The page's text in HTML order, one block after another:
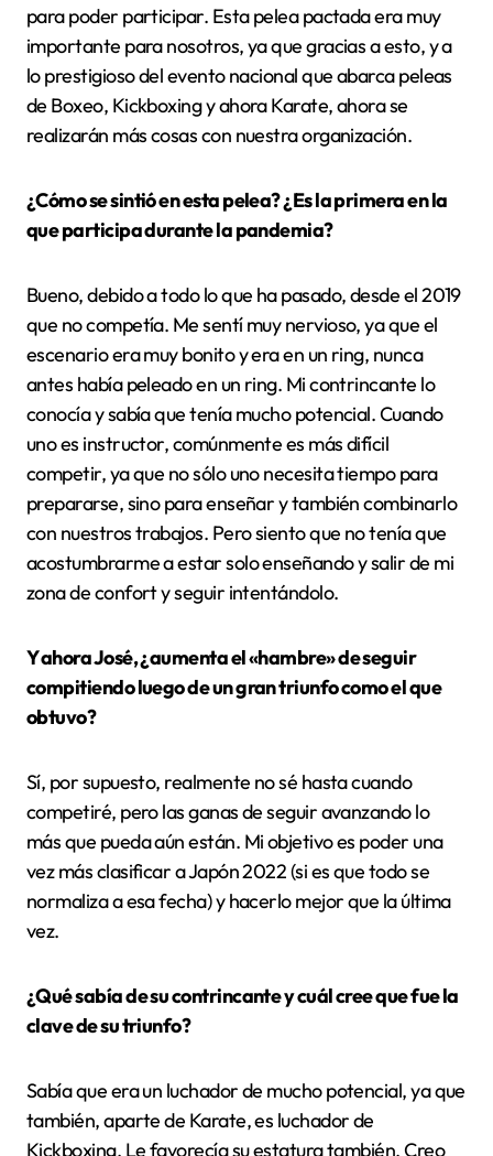
para poder participar. Esta pelea pactada era muy
importante para nosotros, ya que gracias a esto, y a
lo prestigioso del evento nacional que abarca peleas
de Boxeo, Kickboxing y ahora Karate, ahora se
realizarán más cosas con nuestra organización.
¿Cómo se sintió en esta pelea? ¿Es la primera en la
que participa durante la pandemia?
Bueno, debido a todo lo que ha pasado, desde el 2019
que no competía. Me sentí muy nervioso, ya que el
escenario era muy bonito y era en un ring, nunca
antes había peleado en un ring. Mi contrincante lo
conocía y sabía que tenía mucho potencial. Cuando
uno es instructor, comúnmente es más difícil
competir, ya que no sólo uno necesita tiempo para
prepararse, sino para enseñar y también combinarlo
con nuestros trabajos. Pero siento que no tenía que
acostumbrarme a estar solo enseñando y salir de mi
zona de confort y seguir intentándolo.
Y ahora José, ¿aumenta el «hambre» de seguir
compitiendo luego de un gran triunfo como el que
obtuvo?
Sí, por supuesto, realmente no sé hasta cuando
competiré, pero las ganas de seguir avanzando lo
más que pueda aún están. Mi objetivo es poder una
vez más clasificar a Japón 2022 (si es que todo se
normaliza a esa fecha) y hacerlo mejor que la última
vez.
¿Qué sabía de su contrincante y cuál cree que fue la
clave de su triunfo?
Sabía que era un luchador de mucho potencial, ya que
también, aparte de Karate, es luchador de
Kickboxing. Le favorecía su estatura también. Creo